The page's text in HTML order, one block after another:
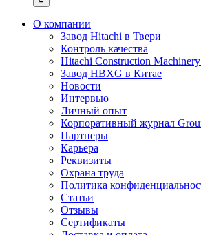
О компании
Завод Hitachi в Твери
Контроль качества
Hitachi Construction
Завод HBXG в Китае
Новости
Интервью
Личный опыт
Корпоративный журнал
Партнеры
Карьера
Реквизиты
Охрана труда
Политика
Статьи
Отзывы
Сертификаты